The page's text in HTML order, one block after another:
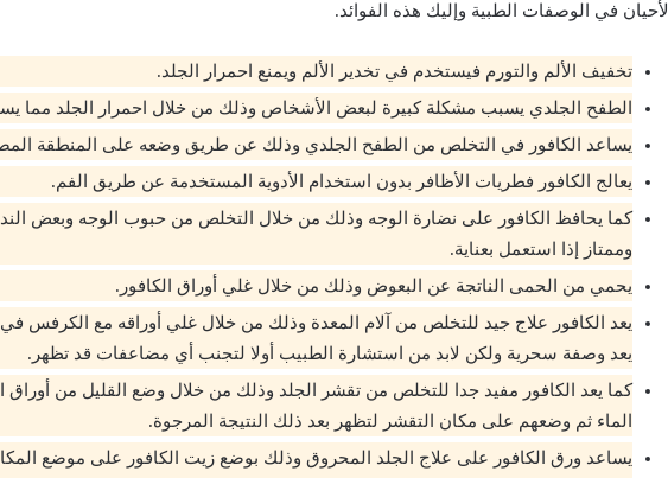
الأحيان في الوصفات الطبية وإليك هذه الفوائد.
تخفيف الألم والتورم فيستخدم في تخدير الألم ويمنع احمرار الجلد.
الطفح الجلدي يسبب مشكلة كبيرة لبعض الأشخاص وذلك من خلال احمرار الجلد مما
يساعد الكافور في التخلص من الطفح الجلدي وذلك عن طريق وضعه على المنطقة
يعالج الكافور فطريات الأظافر بدون استخدام الأدوية المستخدمة عن طريق الفم.
كما يحافظ الكافور على نضارة الوجه وذلك من خلال التخلص من حبوب الوجه وبعض
وممتاز إذا استعمل بعناية.
يحمي من الحمى الناتجة عن البعوض وذلك من خلال غلي أوراق الكافور.
يعد الكافور علاج جيد للتخلص من آلام المعدة وذلك من خلال غلي أوراقه مع الكرفس
يعد وصفة سحرية ولكن لابد من استشارة الطبيب أولا لتجنب أي مضاعفات قد تظهر.
كما يعد الكافور مفيد جدا للتخلص من تقشر الجلد وذلك من خلال وضع القليل من أوراق
الماء ثم وضعهم على مكان التقشر لتظهر بعد ذلك النتيجة المرجوة.
يساعد ورق الكافور على علاج الجلد المحروق وذلك بوضع زيت الكافور على موضع